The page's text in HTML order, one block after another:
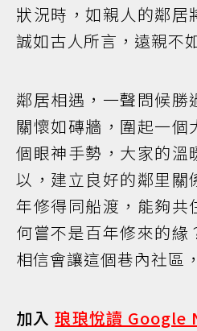
狀況時，如親人的鄰居
誠如古人所言，遠親不
鄰居相遇，一聲問候勝
關懷如磚牆，圍起一個
個眼神手勢，大家的溫
以，建立良好的鄰里關
年修得同船渡，能夠共
何嘗不是百年修來的緣
相信會讓這個巷內社區
加入琅琅悅讀 Google